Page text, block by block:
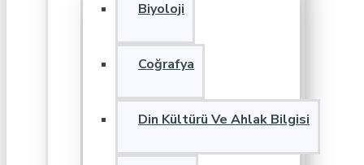
Biyoloji
Coğrafya
Din Kültürü Ve Ahlak Bilgisi